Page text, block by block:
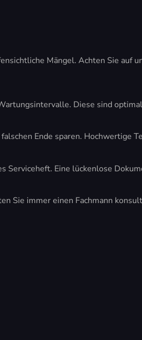
Mängel. Achten Sie auf
Diese sind
Ende sparen. Hochwertige
Serviceheft. Eine lückenlose
Sie immer einen Fachmann